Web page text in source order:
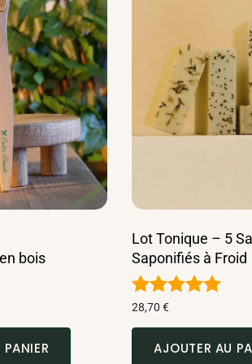
bois
Lot Tonique – 5
Saponifiés à Froid
Note
4.91
sur 5
28,70 €
AJOUTER AU